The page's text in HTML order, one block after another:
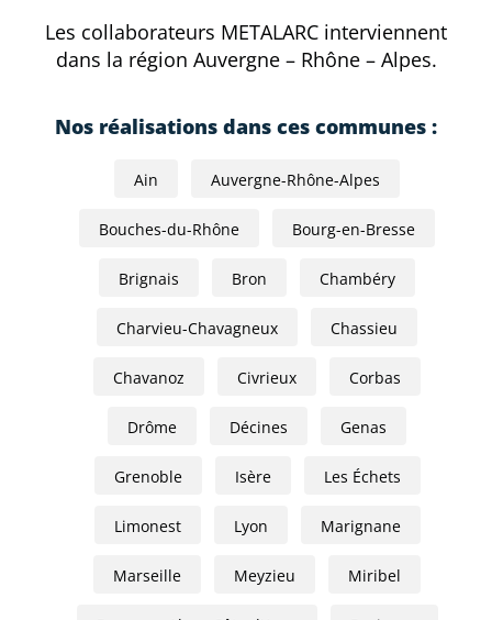
Les collaborateurs METALARC interviennent
dans la région Auvergne – Rhône – Alpes.
Nos réalisations dans ces communes :
Ain Auvergne-Rhône-Alpes
Bouches-du-Rhône Bourg-en-Bresse
Brignais Bron Chambéry
Charvieu-Chavagneux Chassieu
Chavanoz Civrieux Corbas
Drôme Décines Genas
Grenoble Isère Les Échets
Limonest Lyon Marignane
Marseille Meyzieu Miribel